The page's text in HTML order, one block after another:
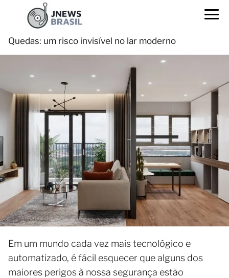
Quedas: um risco invisível no lar moderno
Em um mundo cada vez mais tecnológico e
automatizado, é fácil esquecer que alguns dos
maiores perigos à nossa segurança estão